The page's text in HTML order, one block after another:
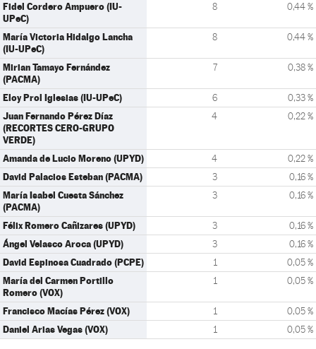
Fidel Cordero Ampuero (IU-
UPeC)
8 0,44 %
María Victoria Hidalgo Lancha
(IU-UPeC)
8 0,44 %
Mirian Tamayo Fernández
(PACMA)
7 0,38 %
Eloy Prol Iglesias (IU-UPeC) 6 0,33 %
Juan Fernando Pérez Díaz
(RECORTES CERO-GRUPO
VERDE)
4 0,22 %
Amanda de Lucio Moreno (UPYD) 4 0,22 %
David Palacios Esteban (PACMA) 3 0,16 %
María Isabel Cuesta Sánchez
(PACMA)
3 0,16 %
Félix Romero Cañizares (UPYD) 3 0,16 %
Ángel Velasco Aroca (UPYD) 3 0,16 %
David Espinosa Cuadrado (PCPE) 1 0,05 %
María del Carmen Portillo
Romero (VOX)
1 0,05 %
Francisco Macías Pérez (VOX) 1 0,05 %
Daniel Arias Vegas (VOX) 1 0,05 %